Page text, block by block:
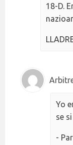
18-D.
Yo
se
-